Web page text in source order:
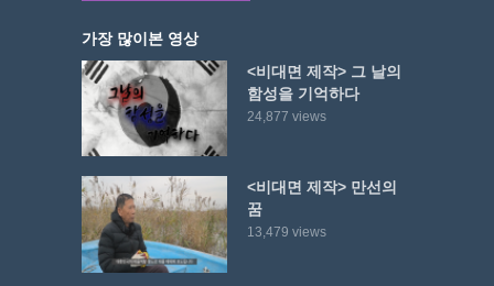
가장 많이본 영상
<비대면 제작> 그 날의
함성을 기억하다
24,877 views
<비대면 제작> 만선의
꿈
13,479 views